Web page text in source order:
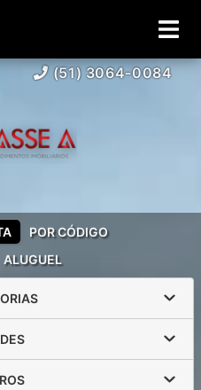
(51) 3064-0084
ALUGUEL
POR CÓDIGO